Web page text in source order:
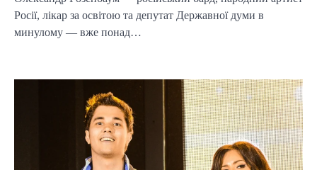
Росії, лікар за освітою та депутат Державної думи в
минулому — вже понад…